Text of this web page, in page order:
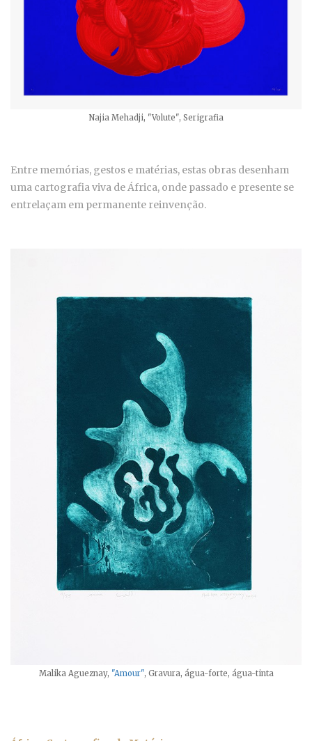
Najia Mehadji, "Volute", Serigrafia
Entre memórias, gestos e matérias, estas obras desenham
uma cartografia viva de África, onde passado e presente se
entrelaçam em permanente reinvenção.
Malika Agueznay, "Amour", Gravura, água-forte, água-tinta